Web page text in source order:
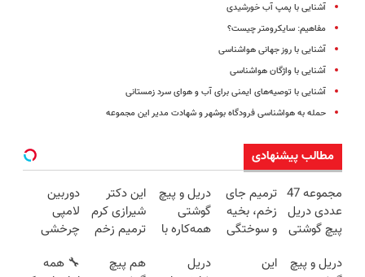
آشنایی با پمپ‌ آب خورشیدی
مفاهیم: سایکرومتر چیست؟
آشنایی با روز جهانی هواشناسی
آشنایی با واژگان هواشناسی
آشنایی با توصیه‌های ایمنی برای آب و هوای سرد زمستانی
حمله به هواشناسی فرودگاه بوشهر و شهادت مدیر این مجموعه
مطالب پیشنهادی
مجموعه 47
عددی دریل
پیچ گوشتی
(تخفیف به
ترمیم جای
زخم، بخیه
و سوختگی
هفته!!😍
دریل و پیچ
گوشتی
همه‌کاره با
هوشمند ⚙️
این دکتر
شیرازی کرم
ترمیم زخم
ساخت!!!
دوربین
لامپی
چرخشی
فقط امروز
دریل و پیچ
این
دریل
هم پیچ
🔧 همه